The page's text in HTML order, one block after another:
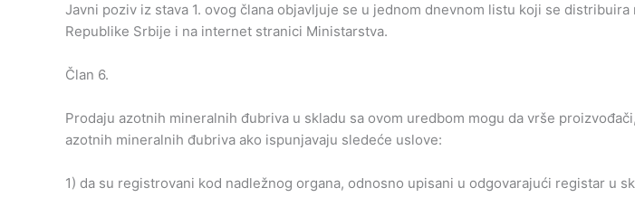
Javni poziv iz stava 1. ovog člana objavljuje se u jednom dnevnom listu koji se
Republike Srbije i na internet stranici Ministarstva.
Član 6.
Prodaju azotnih mineralnih đubriva u skladu sa ovom uredbom mogu da vrše
azotnih mineralnih đubriva ako ispunjavaju sledeće uslove:
1) da su registrovani kod nadležnog organa, odnosno upisani u odgovarajući registar u